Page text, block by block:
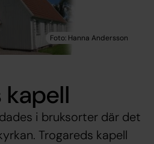
kapell
i bruksorter där det
Trogareds kapell